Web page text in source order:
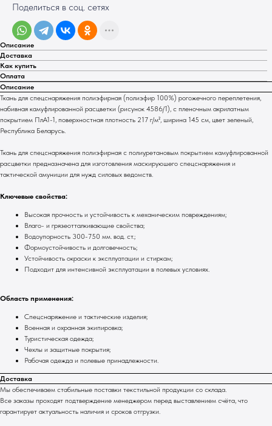
Поделиться в соц. сетях
Описание
Доставка
Как купить
Оплата
Описание
Ткань для спецснаряжения полиэфирная (полиэфир 100%) рогожечного переплетения,
набивная камуфлированной расцветки (рисунок 4586/1), с пленочным акрилатным
покрытием ПлА1-1, поверхностная плотность 217 г/м², ширина 145 см, цвет зеленый,
Республика Беларусь.
Ткань для спецснаряжения полиэфирная с полиуретановым покрытием камуфлированной
расцветки предназначена для изготовления маскируюшего спецснаряжения и
тактической амуниции для нужд силовых ведомств.
Ключевые свойства:
Высокая прочность и устойчивость к механическим повреждениям;
Влаго- и грязеотталкивающие свойства;
Водоупорность 300-750 мм. вод. ст.;
Формоустойчивость и долговечность;
Устойчивость окраски к эксплуатации и стиркам;
Подходит для интенсивной эксплуатации в полевых условиях.
Область применения:
Спецснаряжение и тактические изделия;
Военная и охранная экипировка;
Туристическая одежда;
Чехлы и защитные покрытия;
Рабочая одежда и полевые принадлежности.
Доставка
Мы обеспечиваем стабильные поставки текстильной продукции со склада.
Все заказы проходят подтверждение менеджером перед выставлением счёта, что
гарантирует актуальность наличия и сроков отгрузки.